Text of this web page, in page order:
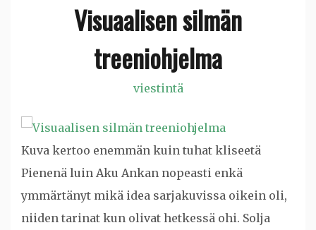
Visuaalisen silmän
treeniohjelma
viestintä
Kuva kertoo enemmän kuin tuhat kliseetä
Pienenä luin Aku Ankan nopeasti enkä
ymmärtänyt mikä idea sarjakuvissa oikein oli,
niiden tarinat kun olivat hetkessä ohi. Solja